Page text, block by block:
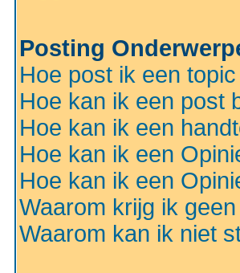
Posting
Hoe post ik een
Hoe kan ik een post
Hoe kan ik een
Hoe kan ik een
Hoe kan ik een
Waarom krijg ik
Waarom kan ik niet